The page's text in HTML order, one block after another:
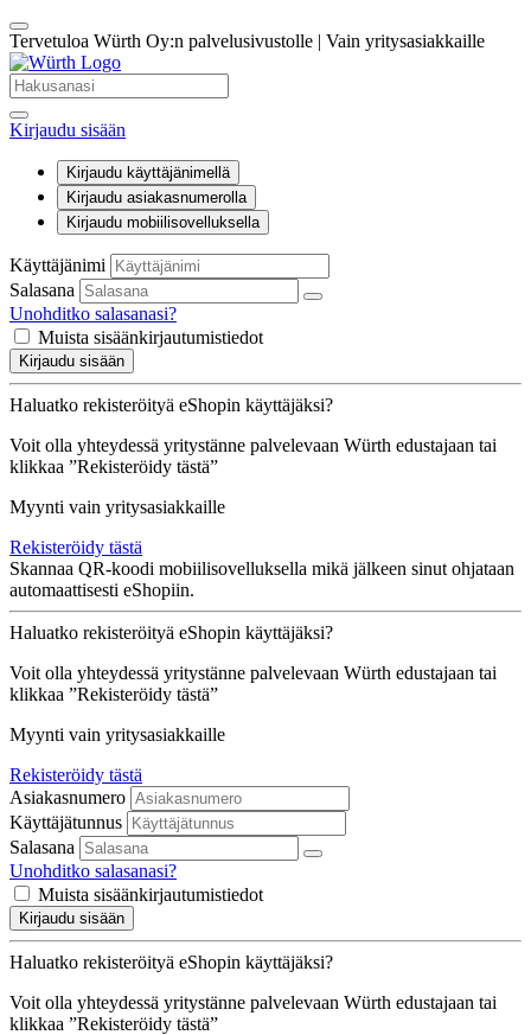
Tervetuloa Würth Oy:n palvelusivustolle | Vain yritysasiakkaille
Kirjaudu sisään
Kirjaudu käyttäjänimellä
Kirjaudu asiakasnumerolla
Kirjaudu mobiilisovelluksella
Käyttäjänimi
Salasana
Unohditko salasanasi?
Muista sisäänkirjautumistiedot
Kirjaudu sisään
Haluatko rekisteröityä eShopin käyttäjäksi?
Voit olla yhteydessä yritystänne palvelevaan Würth edustajaan tai
klikkaa ”Rekisteröidy tästä”
Myynti vain yritysasiakkaille
Rekisteröidy tästä
Skannaa QR-koodi mobiilisovelluksella mikä jälkeen sinut ohjataan
automaattisesti eShopiin.
Haluatko rekisteröityä eShopin käyttäjäksi?
Voit olla yhteydessä yritystänne palvelevaan Würth edustajaan tai
klikkaa ”Rekisteröidy tästä”
Myynti vain yritysasiakkaille
Rekisteröidy tästä
Asiakasnumero
Käyttäjätunnus
Salasana
Unohditko salasanasi?
Muista sisäänkirjautumistiedot
Kirjaudu sisään
Haluatko rekisteröityä eShopin käyttäjäksi?
Voit olla yhteydessä yritystänne palvelevaan Würth edustajaan tai
klikkaa ”Rekisteröidy tästä”